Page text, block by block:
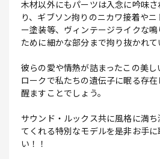
木材以外にもパーツは入念に吟味
り、ギブソン拘りのニカワ接着や
ー塗装等、ヴィンテージライクな
ために細かな部分まで拘り抜かれて
彼らの愛や情熱が詰まったこの美
ロークで私たちの遺伝子に眠る存
醒ますことでしょう。
サウンド・ルックス共に風格に満
てくれる特別なモデルを是非お手
い！！